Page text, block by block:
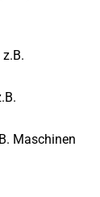
Maschinen